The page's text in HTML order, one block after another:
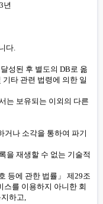
년
다.
성된 후 별도의 DB로 옮
타 관련 법령에 의한 일
는 보유되는 이외의 다른
나 소각을 통하여 파기
을 재생할 수 없는 기술적
등에 관한 법률」 제29조
스를 이용하지 아니한 회
하고,